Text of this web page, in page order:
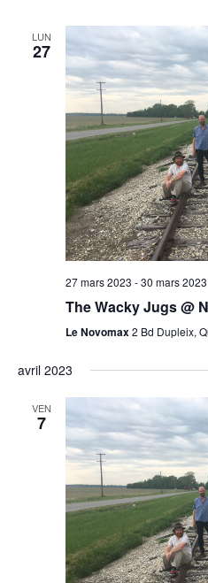
LUN
27
27 mars 2023 -30 mars 2023
The Wacky Jugs @
Le Novomax2 Bd Dupleix,
avril 2023
VEN
7